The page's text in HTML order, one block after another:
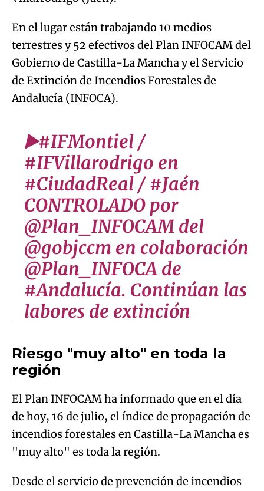
En el lugar están trabajando 10 medios
terrestres y 52 efectivos del Plan INFOCAM del
Gobierno de Castilla-La Mancha y el Servicio
de Extinción de Incendios Forestales de
Andalucía (INFOCA).
▶️#IFMontiel /
#IFVillarodrigo en
#CiudadReal / #Jaén
CONTROLADO por
@Plan_INFOCAM del
@gobjccm en colaboración
@Plan_INFOCA de
#Andalucía. Continúan las
labores de extinción
Riesgo "muy alto" en toda la
región
El Plan INFOCAM ha informado que en el día
de hoy, 16 de julio, el índice de propagación de
incendios forestales en Castilla-La Mancha es
"muy alto" es toda la región.
Desde el servicio de prevención de incendios